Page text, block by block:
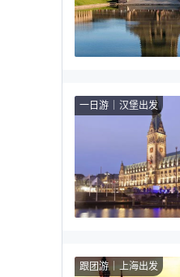
一日游 汉堡出发
跟团游 上海出发